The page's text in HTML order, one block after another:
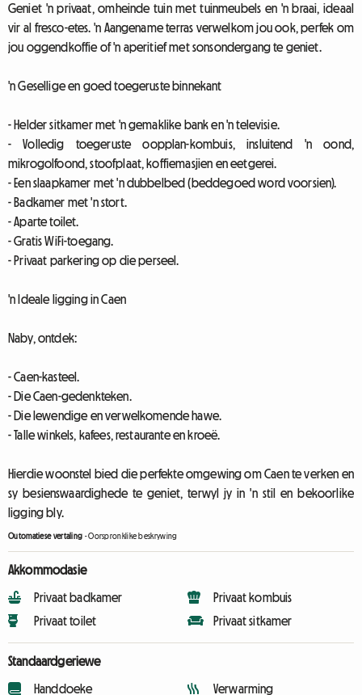
Geniet 'n privaat, omheinde tuin met tuinmeubels en 'n braai, ideaal
vir al fresco-etes. 'n Aangename terras verwelkom jou ook, perfek om
jou oggendkoffie of 'n aperitief met sonsondergang te geniet.
'n Gesellige en goed toegeruste binnekant
- Helder sitkamer met 'n gemaklike bank en 'n televisie.
- Volledig toegeruste oopplan-kombuis, insluitend 'n oond,
mikrogolfoond, stoofplaat, koffiemasjien en eetgerei.
- Een slaapkamer met 'n dubbelbed (beddegoed word voorsien).
- Badkamer met 'n stort.
- Aparte toilet.
- Gratis WiFi-toegang.
- Privaat parkering op die perseel.
'n Ideale ligging in Caen
Naby, ontdek:
- Caen-kasteel.
- Die Caen-gedenkteken.
- Die lewendige en verwelkomende hawe.
- Talle winkels, kafees, restaurante en kroeë.
Hierdie woonstel bied die perfekte omgewing om Caen te verken en
sy besienswaardighede te geniet, terwyl jy in 'n stil en bekoorlike
ligging bly.
Outomatiese vertaling -Oorspronklike beskrywing
Akkommodasie
Privaat badkamer
Privaat toilet
Privaat kombuis
Privaat sitkamer
Standaardgeriewe
Handdoeke Verwarming